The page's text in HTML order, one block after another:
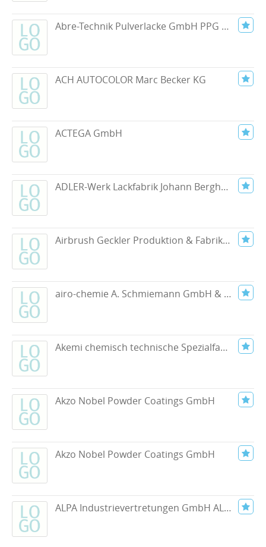
Abre-Technik Pulverlacke GmbH PPG Powder Coatings
ACH AUTOCOLOR Marc Becker KG
ACTEGA GmbH
ADLER-Werk Lackfabrik Johann Berghofer GmbH & Co. KG
Airbrush Geckler Produktion & Fabrikverkauf
airo-chemie A. Schmiemann GmbH & Co. KG
Akemi chemisch technische Spezialfabrik GmbH
Akzo Nobel Powder Coatings GmbH
Akzo Nobel Powder Coatings GmbH
ALPA Industrievertretungen GmbH ALZ Planert